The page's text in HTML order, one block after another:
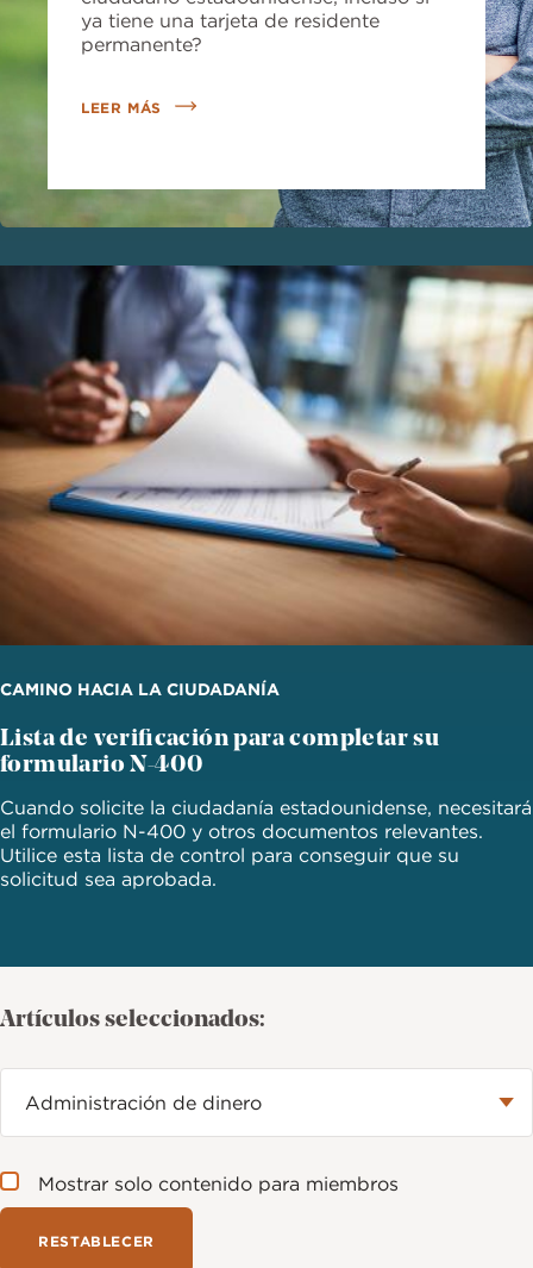
ya tiene una tarjeta de residente
permanente?
LEER MÁS
CAMINO HACIA LA CIUDADANÍA
Lista de verificación para completar su
formulario N-400
Cuando solicite la ciudadanía estadounidense, necesitará
el formulario N-400 y otros documentos relevantes.
Utilice esta lista de control para conseguir que su
solicitud sea aprobada.
Artículos seleccionados:
Mostrar solo contenido para miembros